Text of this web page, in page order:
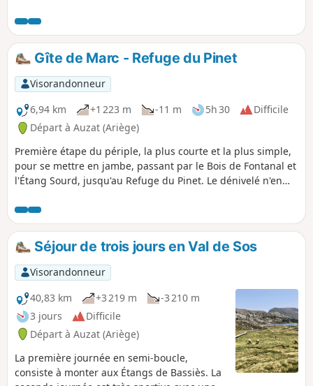
découvrir de nombreux lacs et étangs, ainsi que de
multitudes de paysages différents (forêt, estives,
pierriers...) pour ravir tous les randonneurs. Cet itinérance
nous fait passer par trois parcs naturels : le Parc Naturel
Régional des Pyrénées Ariégeoises, le Parc Natural de l'Alt
Pirineu et le Parc Naturel de la vallée de Coma Pedrosa.
Gîte de Marc - Refuge du Pinet
Visorandonneur
6,94 km
+1 223 m -11 m 5h 30
Difficile
Départ à Auzat (Ariège)
Première étape du périple, la plus courte et la plus simple,
pour se mettre en jambe, passant par le Bois de Fontanal et
l'Étang Sourd, jusqu'au Refuge du Pinet. Le dénivelé n'en
Séjour de trois jours en Val de Sos
Visorandonneur
40,83 km
+3 219 m
-3 210 m
3 jours
Difficile
Départ à Auzat (Ariège)
La première journée en semi-boucle,
consiste à monter aux Étangs de Bassiès. La